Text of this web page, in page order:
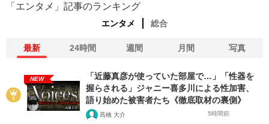
「エンタメ」記事のランキング
エンタメ 総合
最新 24時間 週間 月間 写真
NEW
「近藤真彦が使っていた部屋で…」「性器を
握らされる」ジャニー喜多川による性加害、
語り始めた被害者たち《徹底取材の裏側》
髙橋 大介 5時間前